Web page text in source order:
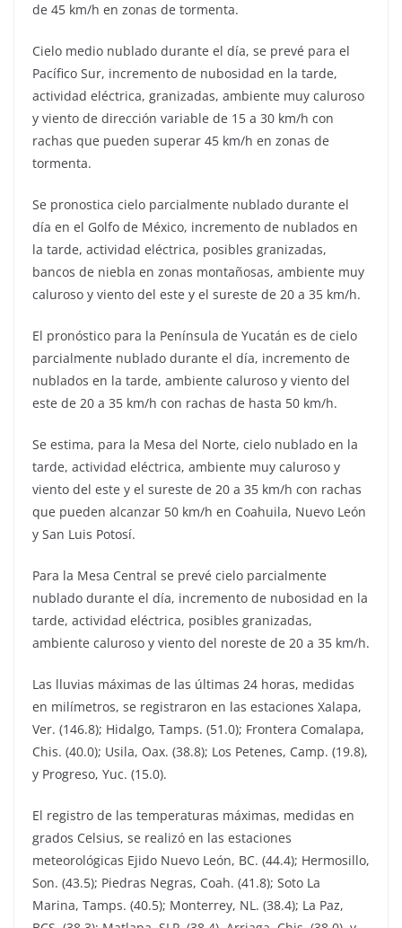
de 45 km/h en zonas de tormenta.
Cielo medio nublado durante el día, se prevé para el
Pacífico Sur, incremento de nubosidad en la tarde,
actividad eléctrica, granizadas, ambiente muy caluroso
y viento de dirección variable de 15 a 30 km/h con
rachas que pueden superar 45 km/h en zonas de
tormenta.
Se pronostica cielo parcialmente nublado durante el
día en el Golfo de México, incremento de nublados en
la tarde, actividad eléctrica, posibles granizadas,
bancos de niebla en zonas montañosas, ambiente muy
caluroso y viento del este y el sureste de 20 a 35 km/h.
El pronóstico para la Península de Yucatán es de cielo
parcialmente nublado durante el día, incremento de
nublados en la tarde, ambiente caluroso y viento del
este de 20 a 35 km/h con rachas de hasta 50 km/h.
Se estima, para la Mesa del Norte, cielo nublado en la
tarde, actividad eléctrica, ambiente muy caluroso y
viento del este y el sureste de 20 a 35 km/h con rachas
que pueden alcanzar 50 km/h en Coahuila, Nuevo León
y San Luis Potosí.
Para la Mesa Central se prevé cielo parcialmente
nublado durante el día, incremento de nubosidad en la
tarde, actividad eléctrica, posibles granizadas,
ambiente caluroso y viento del noreste de 20 a 35 km/h.
Las lluvias máximas de las últimas 24 horas, medidas
en milímetros, se registraron en las estaciones Xalapa,
Ver. (146.8); Hidalgo, Tamps. (51.0); Frontera Comalapa,
Chis. (40.0); Usila, Oax. (38.8); Los Petenes, Camp. (19.8),
y Progreso, Yuc. (15.0).
El registro de las temperaturas máximas, medidas en
grados Celsius, se realizó en las estaciones
meteorológicas Ejido Nuevo León, BC. (44.4); Hermosillo,
Son. (43.5); Piedras Negras, Coah. (41.8); Soto La
Marina, Tamps. (40.5); Monterrey, NL. (38.4); La Paz,